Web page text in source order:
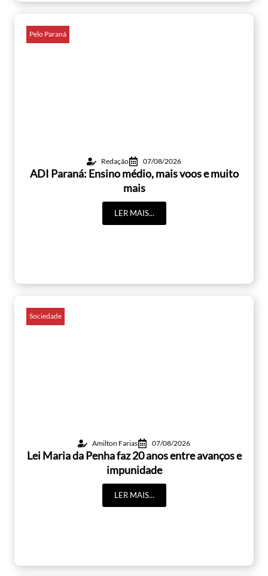
Pelo Paraná
Redação 07/08/2026
ADI Paraná: Ensino médio, mais voos e muito
mais
LER MAIS...
Sociedade
Amilton Farias 07/08/2026
Lei Maria da Penha faz 20 anos entre avanços e
impunidade
LER MAIS...